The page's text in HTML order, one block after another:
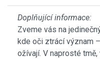
Doplňující informace:
Zveme vás na
kde oči ztrácí význam
ožívají. V naprosté